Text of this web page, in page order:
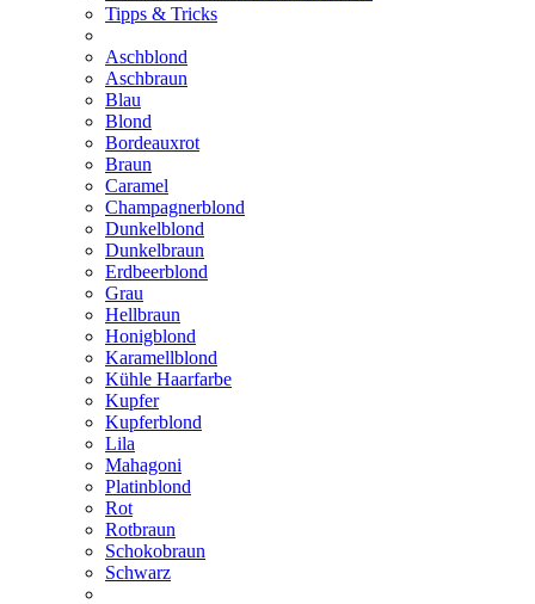
Tipps & Tricks
Aschblond
Aschbraun
Blau
Blond
Bordeauxrot
Braun
Caramel
Champagnerblond
Dunkelblond
Dunkelbraun
Erdbeerblond
Grau
Hellbraun
Honigblond
Karamellblond
Kühle Haarfarbe
Kupfer
Kupferblond
Lila
Mahagoni
Platinblond
Rot
Rotbraun
Schokobraun
Schwarz